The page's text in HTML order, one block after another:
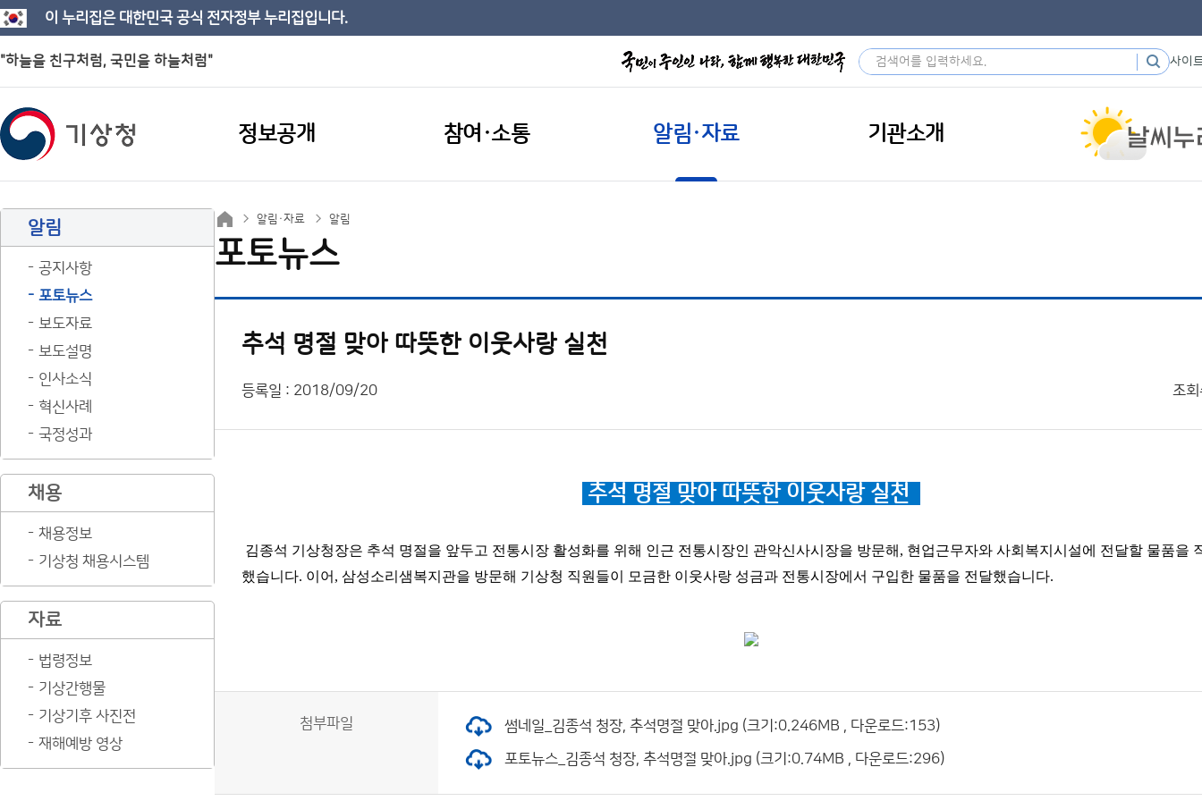
이 누리집은 대한민국 공식 전자정부 누리집입니다.
"하늘을 친구처럼, 국민을 하늘처럼" 사이
정보공개 참여·소통 알림·자료 기관소개
알림
공지사항
포토뉴스
보도자료
보도설명
인사소식
혁신사례
국정성과
채용
채용정보
기상청 채용시스템
자료
법령정보
기상간행물
기상기후 사진전
재해예방 영상
알림·자료 알림
포토뉴스
추석 명절 맞아 따뜻한 이웃사랑 실천
등록일 : 2018/09/20 조회
추석 명절 맞아 따뜻한 이웃사랑 실천
김종석 기상청장은 추석 명절을 앞두고 전통시장 활성화를 위해 인근 전통시장인 관악신사시장을 방문해, 현업근무자와 사회복지시설에 전달할 물품을
했습니다. 이어 , 삼성소리샘복지관을 방문해 기상청 직원들이 모금한 이웃사랑 성금과 전통시장에서 구입한 물품을 전달했습니다.
첨부파일 썸네일_김종석 청장, 추석명절 맞아.jpg (크기:0.246MB , 다운로드:153)
포토뉴스_김종석 청장, 추석명절 맞아.jpg (크기:0.74MB , 다운로드:296)